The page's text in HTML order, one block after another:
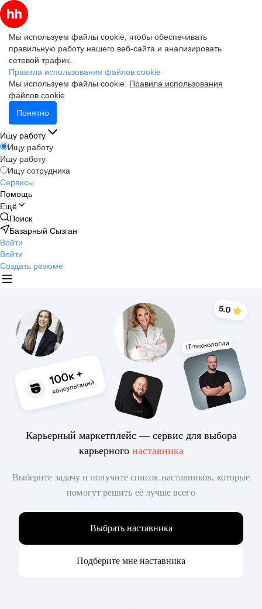
Мы используем файлы cookie, чтобы обеспечивать
правильную работу нашего веб-сайта и анализировать
сетевой трафик.
Правила использования файлов cookie
Мы используем файлы cookie. Правила использования
файлов cookie
Понятно
Ищу работу
Ищу работу
Ищу работу
Ищу сотрудника
Сервисы
Помощь
Ещё
Поиск
Базарный Сызган
Войти
Войти
Создать резюме
Карьерный маркетплейс — сервис для выбора
карьерного наставника
Выберите задачу и получите список наставников, которые
помогут решить её лучше всего
Выбрать наставника
Подберите мне наставника